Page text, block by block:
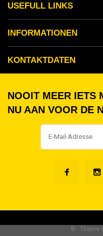
USEFULL LINKS
INFORMATIONEN
KONTAKTDATEN
NOOIT MEER IETS
NU AAN VOOR DE
© - Theme